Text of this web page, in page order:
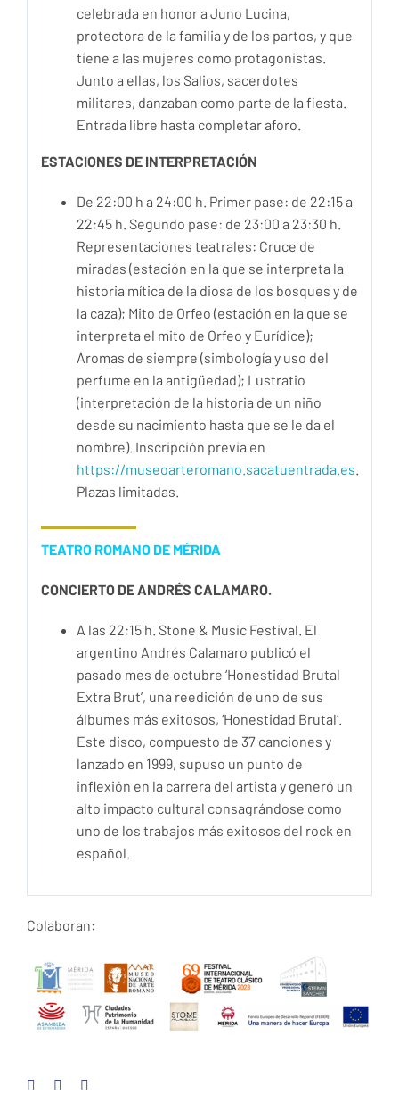
celebrada en honor a Juno Lucina,
protectora de la familia y de los partos, y que
tiene a las mujeres como protagonistas.
Junto a ellas, los Salios, sacerdotes
militares, danzaban como parte de la fiesta.
Entrada libre hasta completar aforo.
ESTACIONES DE INTERPRETACIÓN
De 22:00 h a 24:00 h. Primer pase: de 22:15 a
22:45 h. Segundo pase: de 23:00 a 23:30 h.
Representaciones teatrales: Cruce de
miradas (estación en la que se interpreta la
historia mítica de la diosa de los bosques y de
la caza); Mito de Orfeo (estación en la que se
interpreta el mito de Orfeo y Eurídice);
Aromas de siempre (simbología y uso del
perfume en la antigüedad); Lustratio
(interpretación de la historia de un niño
desde su nacimiento hasta que se le da el
nombre). Inscripción previa en
https://museoarteromano.sacatuentrada.es.
Plazas limitadas.
TEATRO ROMANO DE MÉRIDA
CONCIERTO DE ANDRÉS CALAMARO.
A las 22:15 h. Stone & Music Festival. El
argentino Andrés Calamaro publicó el
pasado mes de octubre ‘Honestidad Brutal
Extra Brut’, una reedición de uno de sus
álbumes más exitosos, ‘Honestidad Brutal’.
Este disco, compuesto de 37 canciones y
lanzado en 1999, supuso un punto de
inflexión en la carrera del artista y generó un
alto impacto cultural consagrándose como
uno de los trabajos más exitosos del rock en
español.
Colaboran: